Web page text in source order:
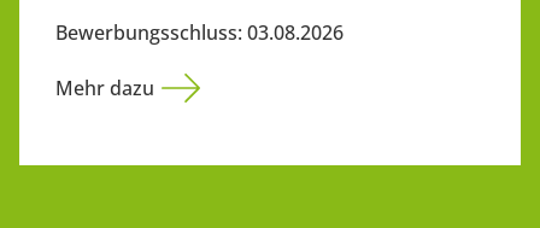
Bewerbungsschluss: 03.08.2026
Mehr dazu